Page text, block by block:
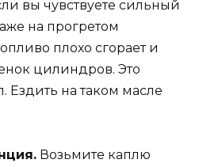
вы чувствуете сильный
на прогретом
плохо сгорает и
цилиндров. Это
Ездить на таком масле
Возьмите каплю